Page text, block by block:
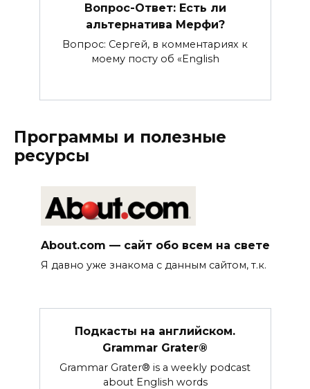
Вопрос-Ответ: Есть ли
альтернатива Мерфи?
Вопрос: Сергей, в комментариях к
моему посту об «English
Программы и полезные
ресурсы
About.com — сайт обо всем на свете
Я давно уже знакома с данным сайтом, т.к.
Подкасты на английском.
Grammar Grater®
Grammar Grater® is a weekly podcast
about English words